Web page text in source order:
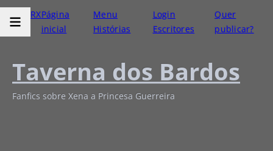
RXPágina
inicial
Menu
Histórias
Login
Escritores
Quer
publicar?
Taverna dos Bardos
Fanfics sobre Xena a Princesa Guerreira